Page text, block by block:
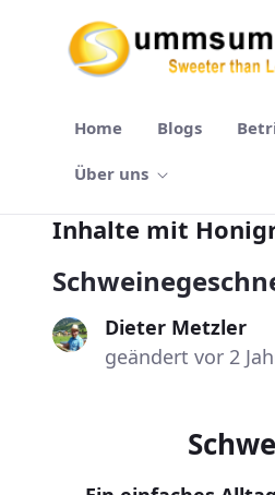
Zum Hauptinhalt springen
Home Blogs
Über uns
Inhalte mit
Dieter Metzler
geändert vor 2